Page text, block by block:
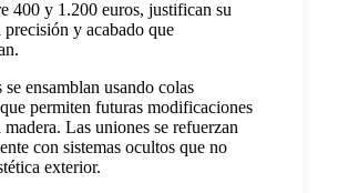
400 y 1.200 euros, justifican su
precisión y acabado que
ensamblan usando colas
permiten futuras modificaciones
madera. Las uniones se refuerzan
con sistemas ocultos que no
exterior.